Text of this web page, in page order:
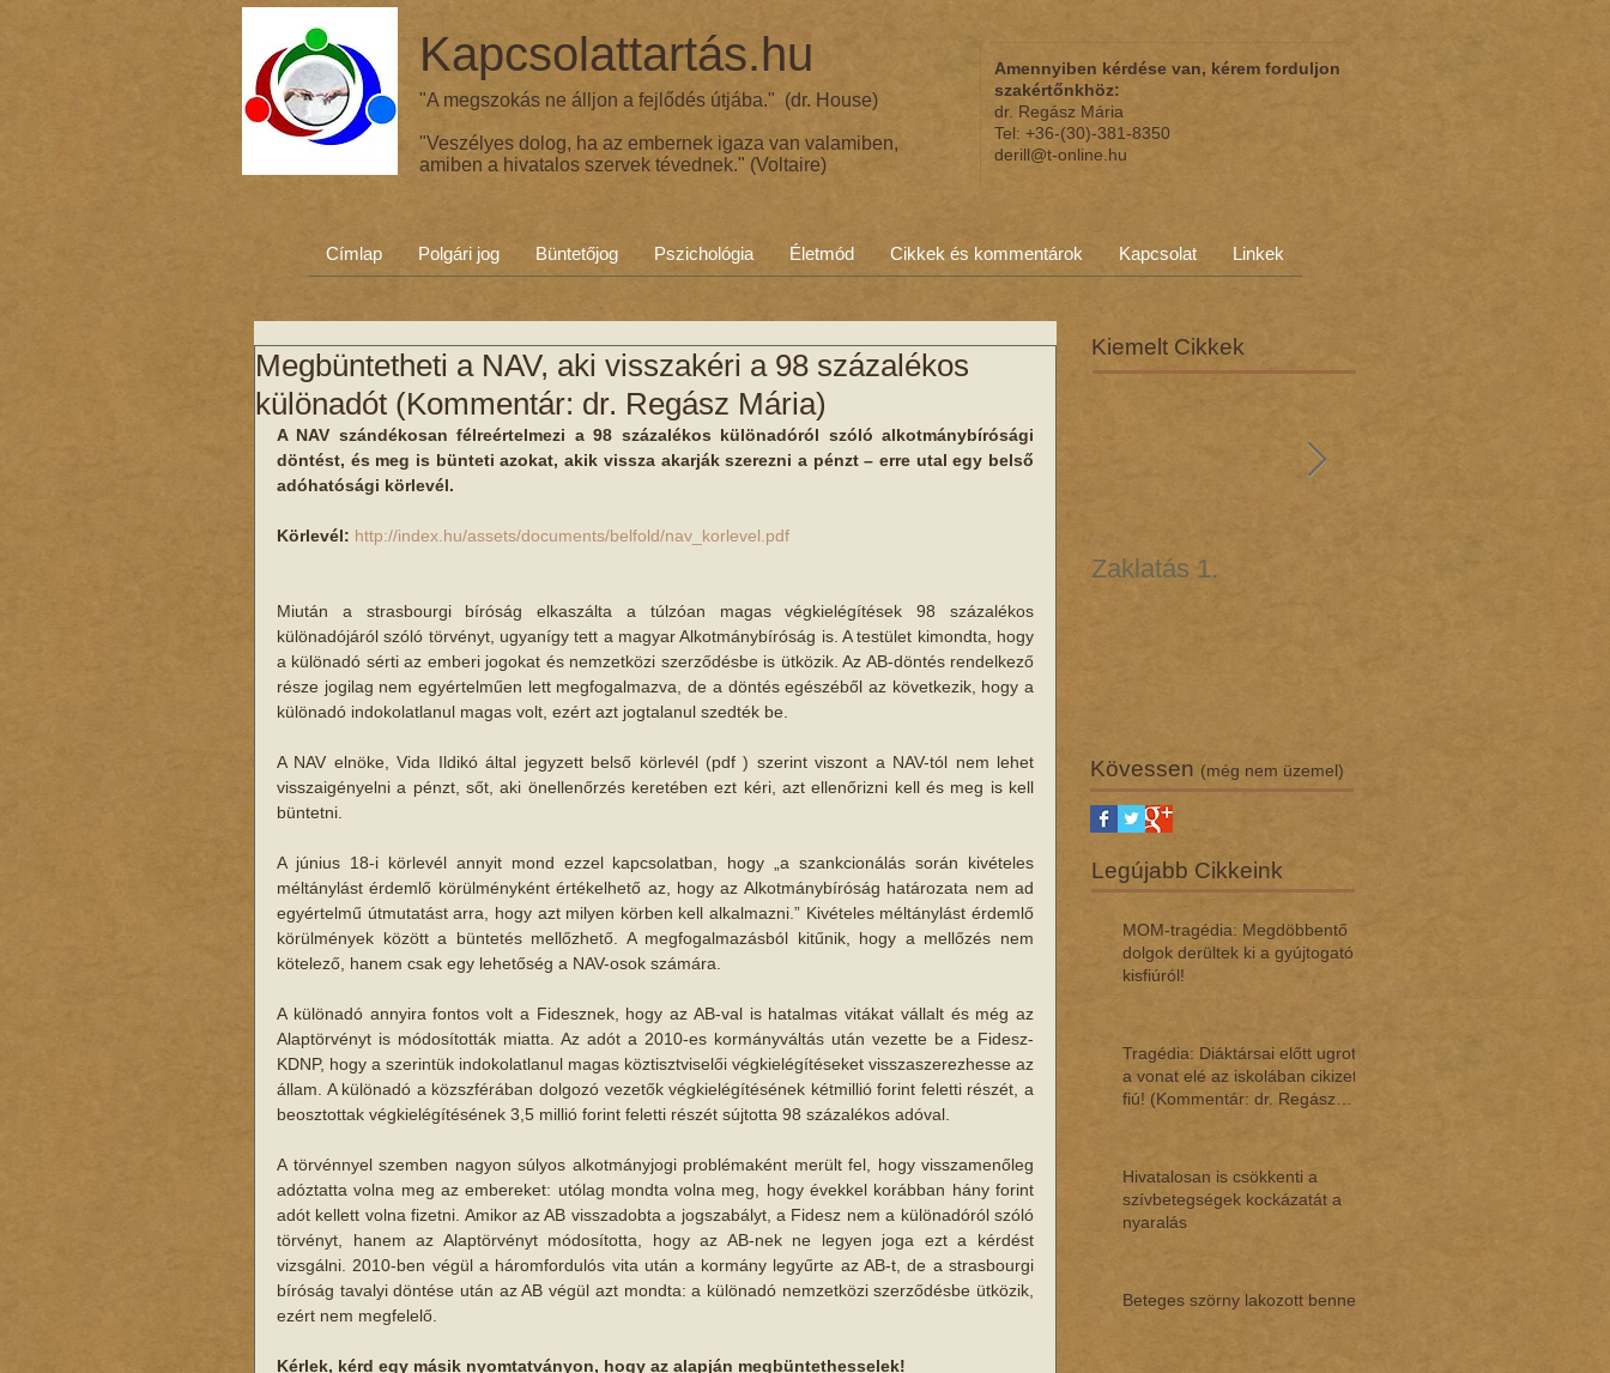
Kapcsolattartás.hu
"A megszokás ne álljon a fejlődés útjába." (dr. House)
"Veszélyes dolog, ha az embernek igaza van valamiben,
amiben a hivatalos szervek tévednek." (Voltaire)
Amennyiben kérdése van, kérem forduljon
szakértőnkhöz:
dr. Regász Mária
Tel: +36-(30)-381-8350
derill@t-online.hu
Címlap Polgári jog Büntetőjog Pszichológia Életmód Cikkek és kommentárok Kapcsolat Linkek
Megbüntetheti a NAV, aki visszakéri a 98 százalékos
különadót (Kommentár: dr. Regász Mária)
A NAV szándékosan félreértelmezi a 98 százalékos különadóról szóló alkotmánybírósági
döntést, és meg is bünteti azokat, akik vissza akarják szerezni a pénzt – erre utal egy belső
adóhatósági körlevél.
Körlevél: http://index.hu/assets/documents/belfold/nav_korlevel.pdf
Miután a strasbourgi bíróság elkaszálta a túlzóan magas végkielégítések 98 százalékos
különadójáról szóló törvényt, ugyanígy tett a magyar Alkotmánybíróság is. A testület kimondta, hogy
a különadó sérti az emberi jogokat és nemzetközi szerződésbe is ütközik. Az AB-döntés rendelkező
része jogilag nem egyértelműen lett megfogalmazva, de a döntés egészéből az következik, hogy a
különadó indokolatlanul magas volt, ezért azt jogtalanul szedték be.
A NAV elnöke, Vida Ildikó által jegyzett belső körlevél (pdf ) szerint viszont a NAV-tól nem lehet
visszaigényelni a pénzt, sőt, aki önellenőrzés keretében ezt kéri, azt ellenőrizni kell és meg is kell
büntetni.
A június 18-i körlevél annyit mond ezzel kapcsolatban, hogy „a szankcionálás során kivételes
méltánylást érdemlő körülményként értékelhető az, hogy az Alkotmánybíróság határozata nem ad
egyértelmű útmutatást arra, hogy azt milyen körben kell alkalmazni.” Kivételes méltánylást érdemlő
körülmények között a büntetés mellőzhető. A megfogalmazásból kitűnik, hogy a mellőzés nem
kötelező, hanem csak egy lehetőség a NAV-osok számára.
A különadó annyira fontos volt a Fidesznek, hogy az AB-val is hatalmas vitákat vállalt és még az
Alaptörvényt is módosították miatta. Az adót a 2010-es kormányváltás után vezette be a Fidesz-
KDNP, hogy a szerintük indokolatlanul magas köztisztviselői végkielégítéseket visszaszerezhesse az
állam. A különadó a közszférában dolgozó vezetők végkielégítésének kétmillió forint feletti részét, a
beosztottak végkielégítésének 3,5 millió forint feletti részét sújtotta 98 százalékos adóval.
A törvénnyel szemben nagyon súlyos alkotmányjogi problémaként merült fel, hogy visszamenőleg
adóztatta volna meg az embereket: utólag mondta volna meg, hogy évekkel korábban hány forint
adót kellett volna fizetni. Amikor az AB visszadobta a jogszabályt, a Fidesz nem a különadóról szóló
törvényt, hanem az Alaptörvényt módosította, hogy az AB-nek ne legyen joga ezt a kérdést
vizsgálni. 2010-ben végül a háromfordulós vita után a kormány legyűrte az AB-t, de a strasbourgi
bíróság tavalyi döntése után az AB végül azt mondta: a különadó nemzetközi szerződésbe ütközik,
ezért nem megfelelő.
Kérlek, kérd egy másik nyomtatványon, hogy az alapján megbüntethesselek!
Kiemelt Cikkek
Zaklatás 1.
Kövessen (még nem üzemel)
Legújabb Cikkeink
MOM-tragédia: Megdöbbentő
dol­gok de­rül­tek ki a gyúj­to­gató
kisfi­ú­ról!
Tragédia: Diáktársai előtt ugrott
a vonat elé az iskolában cikizett
fiú! (Kommentár: dr. Regász
Hivatalosan is csökkenti a
szívbetegségek kockázatát a
nyaralás
Beteges szörny lakozott benne